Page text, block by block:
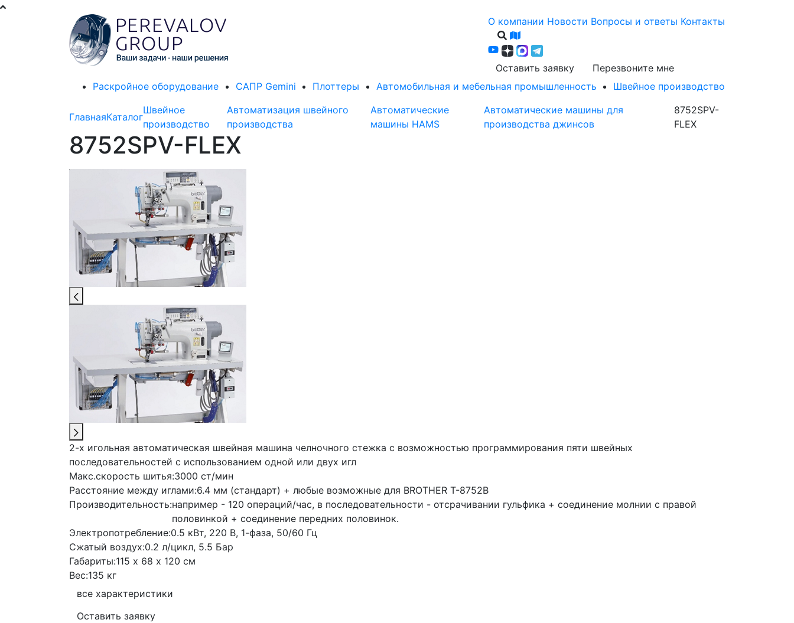
О компании Новости Вопросы и ответы Контакты
Оставить заявку
Перезвоните мне
Раскройное оборудование
САПР Gemini Плоттеры Автомобильная и мебельная промышленность Швейное производство
ГлавнаяКаталог
Швейное
производство
Автоматизация швейного
производства
Автоматические
машины HAMS
Автоматические машины для
производства джинсов
8752SPV-
FLEX
8752SPV-FLEX
2-х игольная автоматическая швейная машина челночного стежка с возможностью программирования пяти швейных
последовательностей с использованием одной или двух игл
Макс.скорость шитья:3000 ст/мин
Расстояние между иглами:6.4 мм (стандарт) + любые возможные для BROTHER T-8752B
Производительность:например - 120 операций/час, в последовательности - отсрачивании гульфика + соединение молнии с правой
половинкой + соединение передних половинок.
Электропотребление:0.5 кВт, 220 В, 1-фаза, 50/60 Гц
Сжатый воздух:0.2 л/цикл, 5.5 Бар
Габариты:115 х 68 х 120 см
Вес:135 кг
все характеристики
Оставить заявку